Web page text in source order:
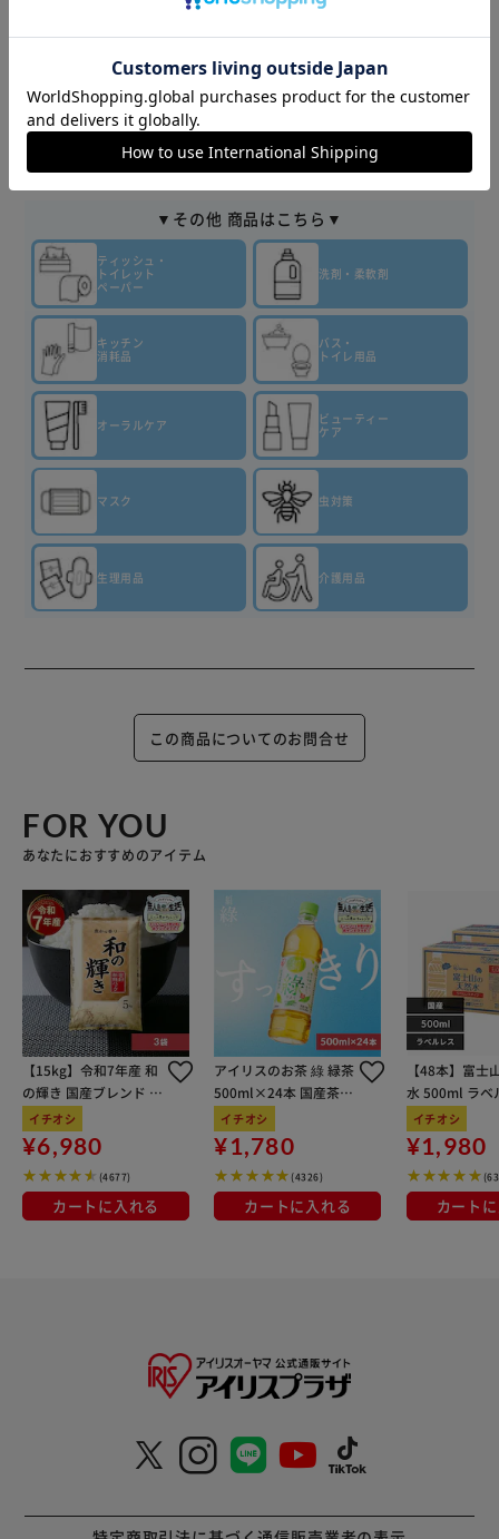
▼その他 商品はこちら▼
ティッシュ・
トイレット
ペーパー
洗剤・柔軟剤
キッチン
消耗品
バス・
トイレ用品
オーラルケア
ビューティー
ケア
マスク 虫対策
生理用品 介護用品
この商品についてのお問合せ
FOR YOU
あなたにおすすめのアイテム
【15kg】令和7年産 和
の輝き 国産ブレンド 5
kg×3袋
イチオシ
¥6,980
(4677)
カートに入れる
アイリスのお茶 綠 緑茶
500ml×24本 国産茶葉
100％使用
イチオシ
¥1,780
(4326)
カートに入れる
【48本】富士
水 500ml ラベ
イチオシ
¥1,980
カート